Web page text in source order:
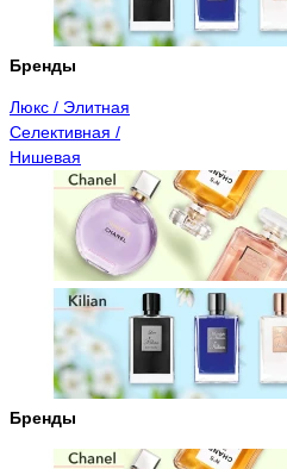
Бренды
Люкс / Элитная
Селективная /
Нишевая
Бренды